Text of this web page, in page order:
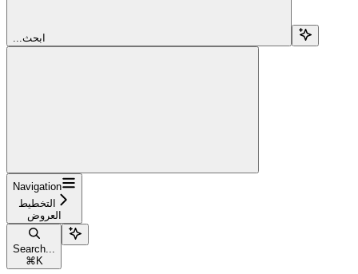
...ابحث
Navigation
التخطيط
العروض
Search...
⌘ K